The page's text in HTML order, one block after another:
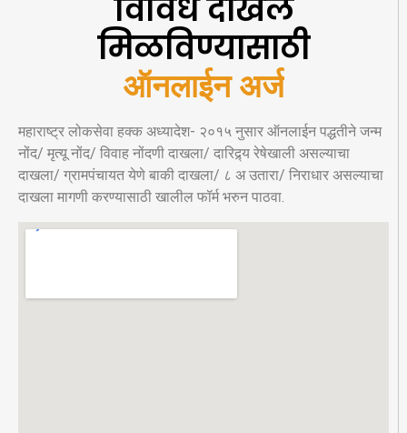
विविध दाखले
मिळविण्यासाठी
ऑनलाईन अर्ज
महाराष्ट्र लोकसेवा हक्क अध्यादेश- २०१५ नुसार ऑनलाईन पद्धतीने जन्म
नोंद/ मृत्यू नोंद/ विवाह नोंदणी दाखला/ दारिद्र्य रेषेखाली असल्याचा
दाखला/ ग्रामपंचायत येणे बाकी दाखला/ ८ अ उतारा/ निराधार असल्याचा
दाखला मागणी करण्यासाठी खालील फॉर्म भरुन पाठवा.